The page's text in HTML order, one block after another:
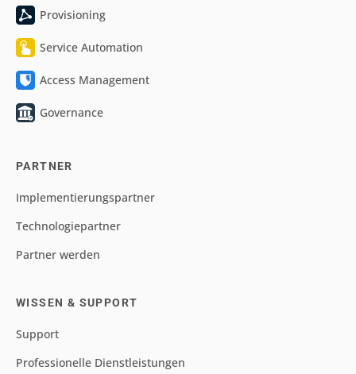
Provisioning
Service Automation
Access Management
Governance
PARTNER
Implementierungspartner
Technologiepartner
Partner werden
WISSEN & SUPPORT
Support
Professionelle Dienstleistungen